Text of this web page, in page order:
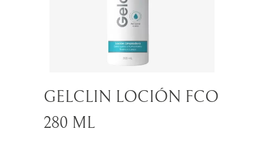
GELCLIN LOCIÓN FCO
280 ML